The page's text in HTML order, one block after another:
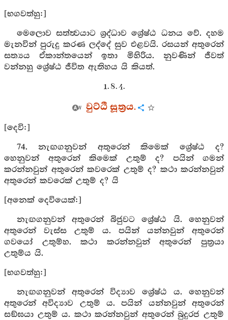
[භගවත්හු:]
මෙලොව සත්ත්‍වයාට ශ්‍රද්ධාව ශ්‍රේෂ්ඨ ධනය වේ. දහම
මැනවින් පුරුදු කරණ ලද්දේ සුව එළවයි. රසයන් අතුරෙන්
සත්‍යය ඒකාන්තයෙන් ඉතා මිහිරිය. නුවණින් ජීවත්
වන්නහු ශ්‍රේෂ්ඨ ජීවිත ඇතිහය යි කියත්.
1. 8. 4.
වුට්ඨි සූත්‍රය.
[දෙවි:]
74. නැඟගනුවන් අතුරෙන් කිමෙක් ශ්‍රේෂ්ඨ ද?
හෙනුවන් අතුරෙන් කිමෙක් උතුම් ද? පයින් ගමන්
කරන්නවුන් අතුරෙන් කවරෙක් උතුම් ද? කථා කරන්නවුන්
අතුරෙන් කවරෙක් උතුම් ද? යි
[අනෙක් දෙවියෙක්:]
නැඟගනුවන් අතුරෙන් බිජුවට ශ්‍රේෂ්ඨ යි. හෙනුවන්
අතුරෙන් වැස්ස උතුම් ය. පයින් යන්නවුන් අතුරෙන්
ගවයෝ උතුම්හ. කථා කරන්නවුන් අතුරෙන් පුත්‍රයා
උතුම්ය යි.
[භගවත්හු:]
නැඟගනුවන් අතුරෙන් විද්‍යාව ශ්‍රේෂ්ඨ ය. හෙනුවන්
අතුරෙන් අවිද්‍යාව උතුම් ය. පයින් යන්නවුන් අතුරෙන්
සඞ්ඝයා උතුම් ය. කථා කරන්නවුන් අතුරෙන් බුදුරජ උතුම්